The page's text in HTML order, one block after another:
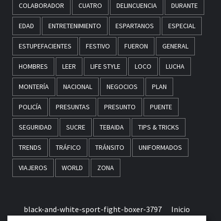
COLABORADOR CUATRO DELINCUENCIA DURANTE
EDAD ENTRETENIMIENTO ESPARTANOS ESPECIAL
ESTUPEFACIENTES FESTIVO FUERON GENERAL
HOMBRES LEER LIFE STYLE LOCO LUCHA
MONTERÍA NACIONAL NEGOCIOS PLAN
POLICÍA PRESUNTAS PRESUNTO PUENTE
SEGURIDAD SUCRE TEBAIDA TIPS & TRICKS
TRENDS TRÁFICO TRÁNSITO UNIFORMADOS
VIAJEROS WORLD ZONA
black-and-white-sport-fight-boxer-3797 Inicio